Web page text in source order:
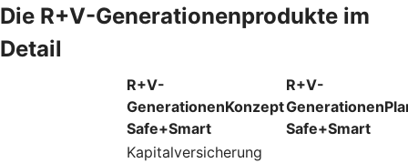
Die R+V-Generationenprodukte im
Detail
R+V-
GenerationenKonzept
Safe+Smart
R+V-
Safe+Smart
Kapitalversicherung